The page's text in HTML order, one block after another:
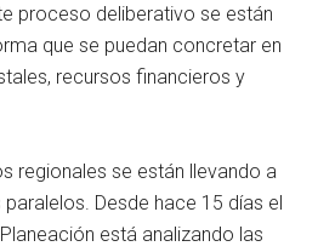
proceso deliberativo se están
que se puedan concretar en
recursos financieros y
regionales se están llevando a
Desde hace 15 días el
está analizando las